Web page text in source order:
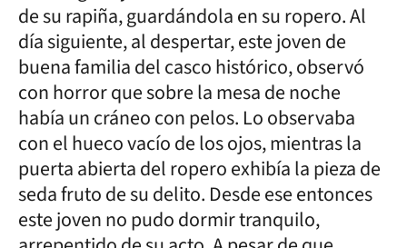
de su rapiña, guardándola en su ropero. Al
día siguiente, al despertar, este joven de
buena familia del casco histórico, observó
con horror que sobre la mesa de noche
había un cráneo con pelos. Lo observaba
con el hueco vacío de los ojos, mientras la
puerta abierta del ropero exhibía la pieza de
seda fruto de su delito. Desde ese entonces
este joven no pudo dormir tranquilo,